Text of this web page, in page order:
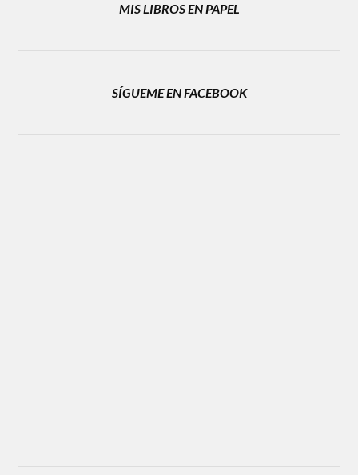
MIS LIBROS EN PAPEL
SÍGUEME EN FACEBOOK